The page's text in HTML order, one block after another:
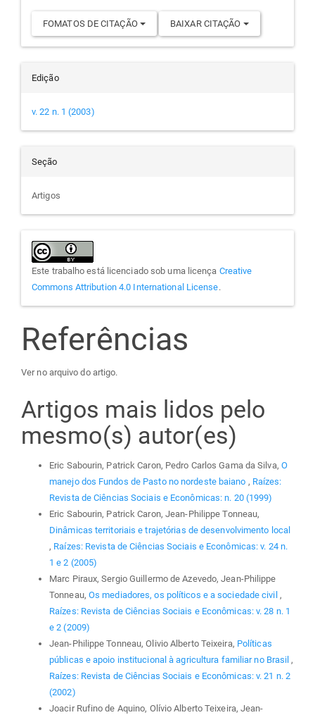
FOMATOS DE CITAÇÃO BAIXAR CITAÇÃO
Edição
v. 22 n. 1 (2003)
Seção
Artigos
Este trabalho está licenciado sob uma licença Creative
Commons Attribution 4.0 International License.
Referências
Ver no arquivo do artigo.
Artigos mais lidos pelo
mesmo(s) autor(es)
Eric Sabourin, Patrick Caron, Pedro Carlos Gama da Silva, O
manejo dos Fundos de Pasto no nordeste baiano , Raízes:
Revista de Ciências Sociais e Econômicas: n. 20 (1999)
Eric Sabourin, Patrick Caron, Jean-Philippe Tonneau,
Dinâmicas territoriais e trajetórias de desenvolvimento local
, Raízes: Revista de Ciências Sociais e Econômicas: v. 24 n.
1 e 2 (2005)
Marc Piraux, Sergio Guillermo de Azevedo, Jean-Philippe
Tonneau, Os mediadores, os políticos e a sociedade civil ,
Raízes: Revista de Ciências Sociais e Econômicas: v. 28 n. 1
e 2 (2009)
Jean-Philippe Tonneau, Olivio Alberto Teixeira, Políticas
públicas e apoio institucional à agricultura familiar no Brasil ,
Raízes: Revista de Ciências Sociais e Econômicas: v. 21 n. 2
(2002)
Joacir Rufino de Aquino, Olívio Alberto Teixeira, Jean-